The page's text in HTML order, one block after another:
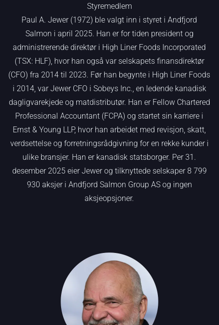
Styremedlem
Paul A. Jewer (1972) ble valgt inn i styret i Andfjord
Salmon i april 2025. Han er for tiden president og
administrerende direktør i High Liner Foods Incorporated
(TSX: HLF), hvor han også var selskapets finansdirektør
(CFO) fra 2014 til 2023. Før han begynte i High Liner Foods
i 2014, var Jewer CFO i Sobeys Inc., en ledende kanadisk
dagligvarekjede og matdistributør. Han er Fellow Chartered
Professional Accountant (FCPA) og startet sin karriere i
Ernst & Young LLP, hvor han arbeidet med revisjon, skatt,
verdsettelse og forretningsrådgivning for en rekke kunder i
ulike bransjer. Han er kanadisk statsborger. Per 31.
desember 2025 eier Jewer og tilknyttede selskaper 8 799
930 aksjer i Andfjord Salmon Group AS og ingen
aksjeopsjoner.